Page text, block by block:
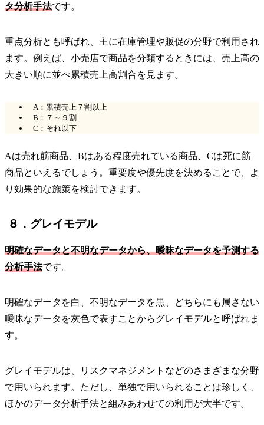
タ分析手法です。
重点分析とも呼ばれ、主に在庫管理や販促の分野で利用され
ます。例えば、小売店で商品を分類するときには、売上高の
大きい順に並べ累積売上高割合を見ます。
A：累積売上７割以上
B：７～９割
C：それ以下
Aは売れ筋商品、Bはある程度売れている商品、Cは死に筋
商品といえるでしょう。重要度や優先度を決めることで、よ
り効果的な施策を検討できます。
８．グレイモデル
明確なデータと不明なデータから、曖昧なデータを予測する
分析手法です。
明確なデータを白、不明なデータを黒、どちらにも属さない
曖昧なデータを灰色で表すことからグレイモデルと呼ばれま
す。
グレイモデルは、リスクマネジメントなどのさまざまな分野
で用いられます。ただし、単独で用いられることは珍しく、
ほかのデータ分析手法と組みあわせての利用が大半です。